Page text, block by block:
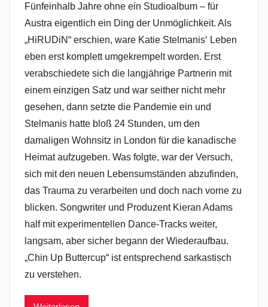
Fünfeinhalb Jahre ohne ein Studioalbum – für
Austra eigentlich ein Ding der Unmöglichkeit. Als
„HiRUDiN“ erschien, ware Katie Stelmanis‘ Leben
eben erst komplett umgekrempelt worden. Erst
verabschiedete sich die langjährige Partnerin mit
einem einzigen Satz und war seither nicht mehr
gesehen, dann setzte die Pandemie ein und
Stelmanis hatte bloß 24 Stunden, um den
damaligen Wohnsitz in London für die kanadische
Heimat aufzugeben. Was folgte, war der Versuch,
sich mit den neuen Lebensumständen abzufinden,
das Trauma zu verarbeiten und doch nach vorne zu
blicken. Songwriter und Produzent Kieran Adams
half mit experimentellen Dance-Tracks weiter,
langsam, aber sicher begann der Wiederaufbau.
„Chin Up Buttercup“ ist entsprechend sarkastisch
zu verstehen.